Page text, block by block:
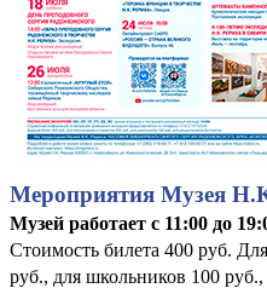
Мероприятия Музея
Музей работает с 11:00 до
Стоимость билета 400 руб.
руб., для школьников 100